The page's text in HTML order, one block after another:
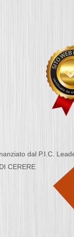
dal P.I.C.
CERERE